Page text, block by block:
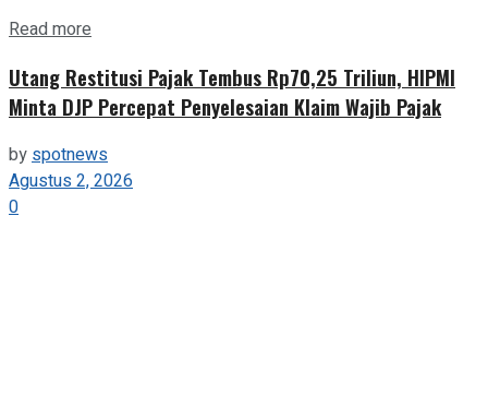
Read more
Utang Restitusi Pajak Tembus Rp70,25 Triliun, HIPMI
Minta DJP Percepat Penyelesaian Klaim Wajib Pajak
byspotnews
Agustus 2, 2026
0